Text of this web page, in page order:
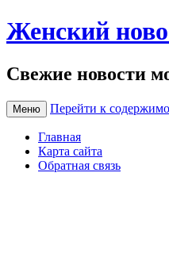
Женский
Свежие новости
Меню Перейти к
Главная
Карта сайта
Обратная связь